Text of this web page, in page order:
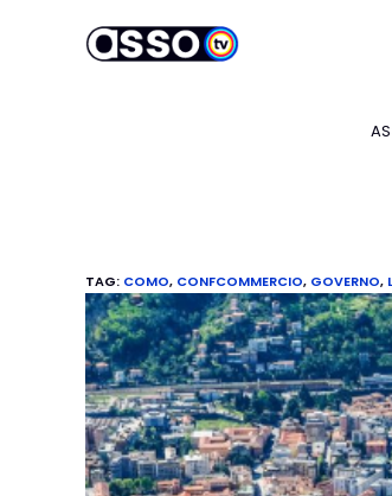
TAG: COMO, CONFCOMMERCIO, GOVERNO,